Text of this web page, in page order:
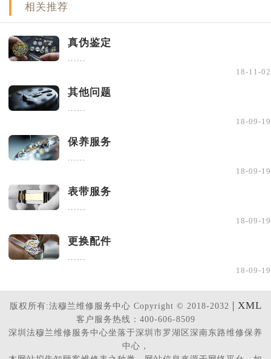
相关推荐
真伪鉴定
18-11-02
其他问题
18-09-19
保养服务
18-09-19
表带服务
18-09-19
更换配件
18-09-19
版权所有:法穆兰维修服务中心 Copyright © 2018-2032 | XML
客户服务热线：400-606-8509
深圳法穆兰维修服务中心坐落于深圳市罗湖区深南东路维修保养
中心，